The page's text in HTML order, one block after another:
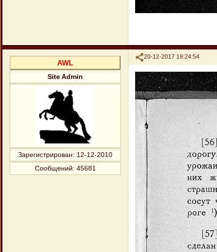
Поделиться
20-12-2017 19:24:54
AWL
Site Admin
Зарегистрирован: 12-12-2010
Сообщений: 45681